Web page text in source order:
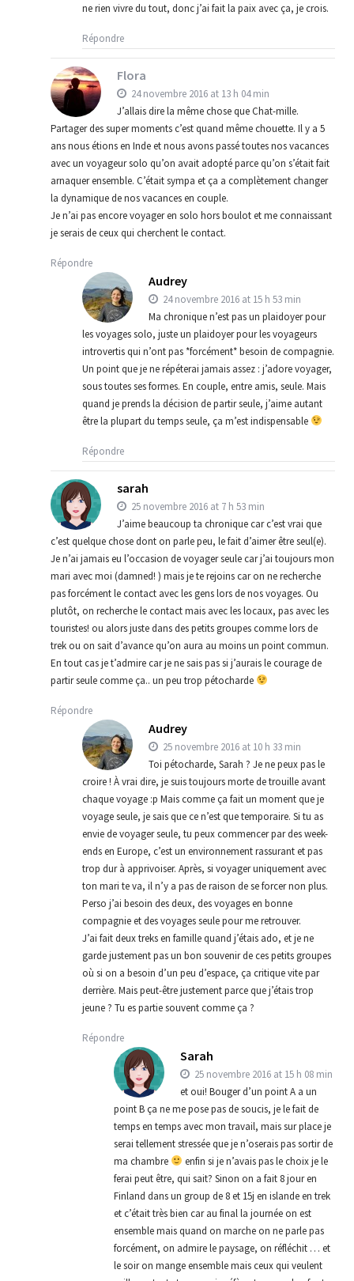
ne rien vivre du tout, donc j’ai fait la paix avec ça, je crois.
Répondre
Flora
24 novembre 2016 at 13 h 04 min
J’allais dire la même chose que Chat-mille.
Partager des super moments c’est quand même chouette. Il y a 5
ans nous étions en Inde et nous avons passé toutes nos vacances
avec un voyageur solo qu’on avait adopté parce qu’on s’était fait
arnaquer ensemble. C’était sympa et ça a complètement changer
la dynamique de nos vacances en couple.
Je n’ai pas encore voyager en solo hors boulot et me connaissant
je serais de ceux qui cherchent le contact.
Répondre
Audrey
24 novembre 2016 at 15 h 53 min
Ma chronique n’est pas un plaidoyer pour
les voyages solo, juste un plaidoyer pour les voyageurs
introvertis qui n’ont pas *forcément* besoin de compagnie.
Un point que je ne répéterai jamais assez : j’adore voyager,
sous toutes ses formes. En couple, entre amis, seule. Mais
quand je prends la décision de partir seule, j’aime autant
être la plupart du temps seule, ça m’est indispensable
Répondre
sarah
25 novembre 2016 at 7 h 53 min
J’aime beaucoup ta chronique car c’est vrai que
c’est quelque chose dont on parle peu, le fait d’aimer être seul(e).
Je n’ai jamais eu l’occasion de voyager seule car j’ai toujours mon
mari avec moi (damned! ) mais je te rejoins car on ne recherche
pas forcément le contact avec les gens lors de nos voyages. Ou
plutôt, on recherche le contact mais avec les locaux, pas avec les
touristes! ou alors juste dans des petits groupes comme lors de
trek ou on sait d’avance qu’on aura au moins un point commun.
En tout cas je t’admire car je ne sais pas si j’aurais le courage de
partir seule comme ça.. un peu trop pétocharde
Répondre
Audrey
25 novembre 2016 at 10 h 33 min
Toi pétocharde, Sarah ? Je ne peux pas le
croire ! À vrai dire, je suis toujours morte de trouille avant
chaque voyage :p Mais comme ça fait un moment que je
voyage seule, je sais que ce n’est que temporaire. Si tu as
envie de voyager seule, tu peux commencer par des week-
ends en Europe, c’est un environnement rassurant et pas
trop dur à apprivoiser. Après, si voyager uniquement avec
ton mari te va, il n’y a pas de raison de se forcer non plus.
Perso j’ai besoin des deux, des voyages en bonne
compagnie et des voyages seule pour me retrouver.
J’ai fait deux treks en famille quand j’étais ado, et je ne
garde justement pas un bon souvenir de ces petits groupes
où si on a besoin d’un peu d’espace, ça critique vite par
derrière. Mais peut-être justement parce que j’étais trop
jeune ? Tu es partie souvent comme ça ?
Répondre
Sarah
25 novembre 2016 at 15 h 08 min
et oui! Bouger d’un point A a un
point B ça ne me pose pas de soucis, je le fait de
temps en temps avec mon travail, mais sur place je
serai tellement stressée que je n’oserais pas sortir de
ma chambre
enfin si je n’avais pas le choix je le
ferai peut être, qui sait? Sinon on a fait 8 jour en
Finland dans un group de 8 et 15j en islande en trek
et c’était très bien car au final la journée on est
ensemble mais quand on marche on ne parle pas
forcément, on admire le paysage, on réfléchit … et
le soir on mange ensemble mais ceux qui veulent